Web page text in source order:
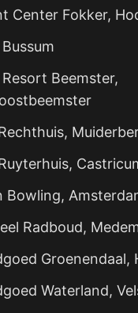
Center Fokker,
Beemster,
Bowling,
Radboud,
Groenendaal,
Waterland,